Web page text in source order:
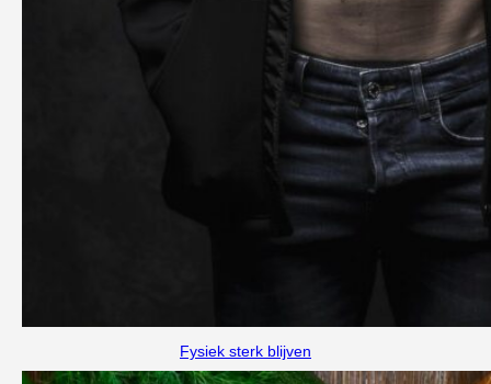
Fysiek sterk blijven